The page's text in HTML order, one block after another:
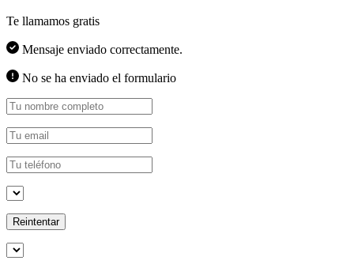
Te llamamos gratis
Mensaje enviado correctamente.
No se ha enviado el formulario
Reintentar